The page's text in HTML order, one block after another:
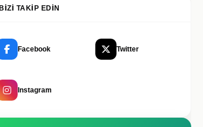
TAKIP EDIN
Facebook Twitter
Instagram